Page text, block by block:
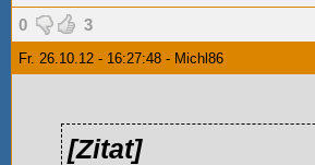
0 3
Fr. 26.10.12 - 16:27:48 - Michl86
[Zitat]